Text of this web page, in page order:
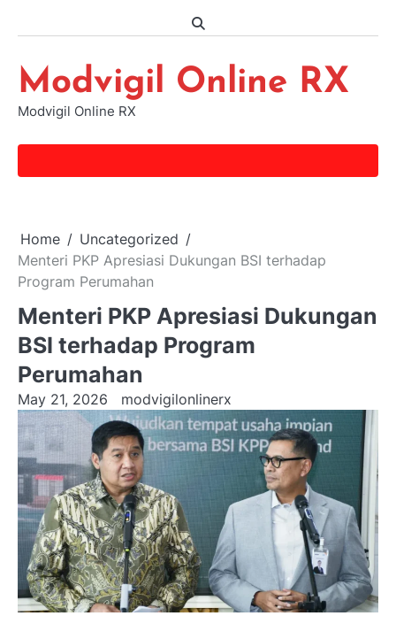
Modvigil Online RX
Modvigil Online RX
Home
Uncategorized
Menteri PKP Apresiasi Dukungan BSI terhadap
Program Perumahan
Menteri PKP Apresiasi Dukungan
BSI terhadap Program
Perumahan
May 21, 2026 modvigilonlinerx